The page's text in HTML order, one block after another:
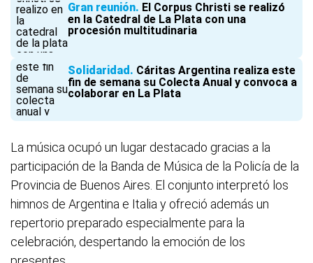
Gran reunión El Corpus Christi se realizó
en la Catedral de La Plata con una
procesión multitudinaria
Solidaridad
Cáritas Argentina realiza este
fin de semana su Colecta Anual y convoca a
colaborar en La Plata
La música ocupó un lugar destacado gracias a la
participación de la Banda de Música de la Policía de la
Provincia de Buenos Aires. El conjunto interpretó los
himnos de Argentina e Italia y ofreció además un
repertorio preparado especialmente para la
celebración, despertando la emoción de los